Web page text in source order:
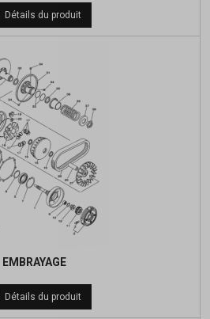
Prix
de
Détails du produit
EMBRAYAGE
Prix
de
Détails du produit